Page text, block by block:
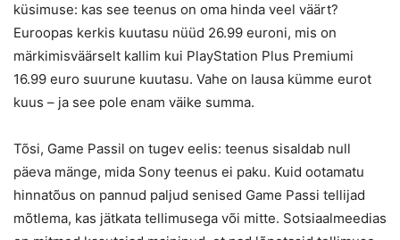
küsimuse: kas see teenus on oma hinda veel väärt?
Euroopas kerkis kuutasu nüüd 26.99 euroni, mis on
märkimisväärselt kallim kui PlayStation Plus Premiumi
16.99 euro suurune kuutasu. Vahe on lausa kümme eurot
kuus – ja see pole enam väike summa.
Tõsi, Game Passil on tugev eelis: teenus sisaldab null
päeva mänge, mida Sony teenus ei paku. Kuid ootamatu
hinnatõus on pannud paljud senised Game Passi tellijad
mõtlema, kas jätkata tellimusega või mitte. Sotsiaalmeedias